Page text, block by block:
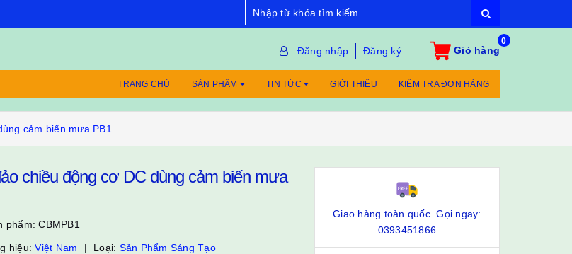
Đăng nhập Đăng ký
0
Giỏ hàng
TRANG CHỦ SẢN PHẨM TIN TỨC GIỚI THIỆU KIỂM TRA ĐƠN HÀNG
cảm biến mưa PB1
chiều động cơ DC dùng cảm biến mưa
phẩm:CBMPB1
hiệu:Việt Nam Loại: Sản Phẩm Sáng Tạo
Giao hàng toàn quốc. Gọi ngay:
0393451866